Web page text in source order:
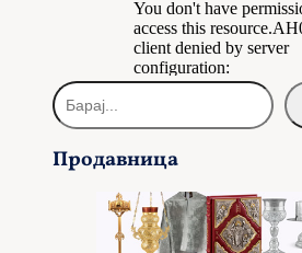
Б
а
а
Продавница